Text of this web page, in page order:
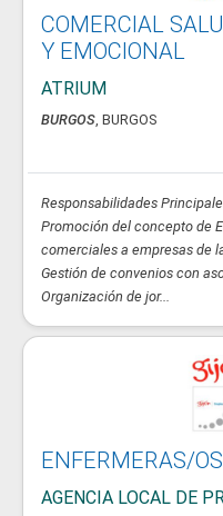
COMERCIAL
Y EMOCIONAL
ATRIUM
BURGOS , BURGOS
Responsabilidades
Promoción del concepto de
comerciales a empresas de
Gestión de convenios con
Organización de jor...
ENFERMERAS/OS
AGENCIA LOCAL DE